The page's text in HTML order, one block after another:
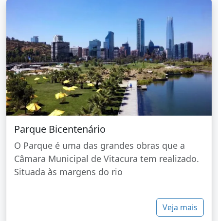
Parque Bicentenário
O Parque é uma das grandes obras que a
Câmara Municipal de Vitacura tem realizado.
Situada às margens do rio
Veja mais